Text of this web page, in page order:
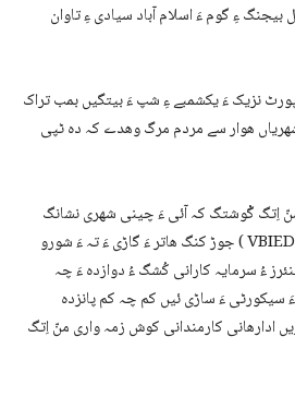
ءِ گوم ءَ اسلام آباد سیادی ءِ تاوان
نزیک ءَ یکشمبے ءِ شپ ءَ بیتگیں بمب تراک
ھوار سے مردم مرگ وھدے کہ دہ ٹپی
اِتگ گْوشتگ کہ آئی ءَ چینی شھری نشانگ
جوڑ کنگ ھاتر ءَ گاڑی ءَ تہ ءَ شورو ( VBIED) کارمرز کنگ بیتگ ءُ گل ءَ اے
ءُ سرمایہ کارانی کُشگ ءُ دوازدہ ءَ چہ
ءَ ساڑی ئیں کم چہ کم پانزدہ
ادارھانی کارمندانی کوش زمہ واری منّ اِتگ